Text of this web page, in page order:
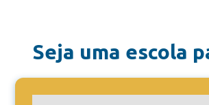
Seja uma escola